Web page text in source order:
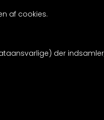
af cookies.
der